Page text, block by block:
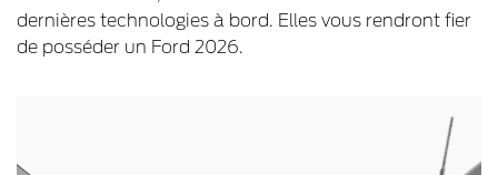
dernières technologies à bord. Elles vous rendront fier
de posséder un Ford 2026.